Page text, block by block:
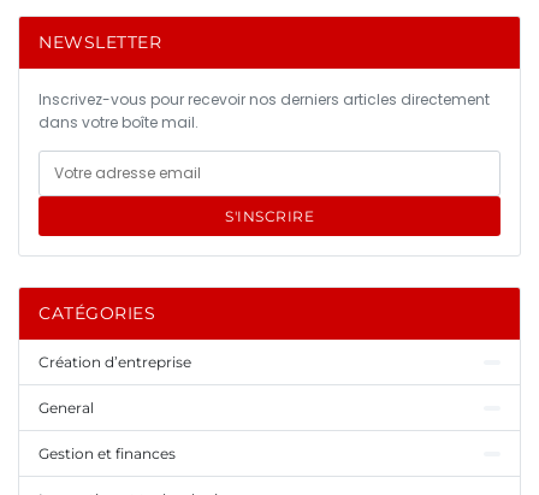
NEWSLETTER
Inscrivez-vous pour recevoir nos derniers articles directement
dans votre boîte mail.
S'INSCRIRE
CATÉGORIES
Création d’entreprise
General
Gestion et finances